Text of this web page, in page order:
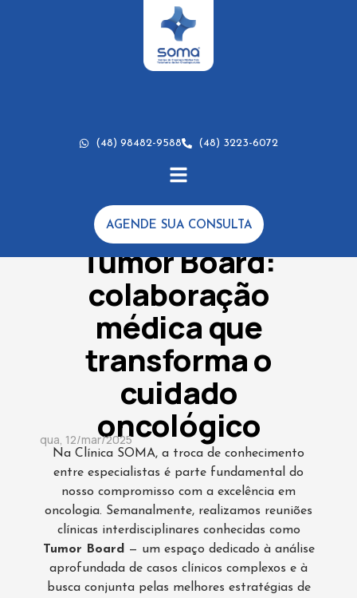
(48) 98482-9588 (48) 3223-6072
AGENDE SUA CONSULTA
ONCOLOGIA,TRATAMENTOS
Tumor Board:
colaboração
médica que
transforma o
cuidado
oncológico
qua, 12/mar/2025
Na Clínica SOMA, a troca de conhecimento
entre especialistas é parte fundamental do
nosso compromisso com a excelência em
oncologia. Semanalmente, realizamos reuniões
clínicas interdisciplinares conhecidas como
Tumor Board
— um espaço dedicado à análise
aprofundada de casos clínicos complexos e à
busca conjunta pelas melhores estratégias de